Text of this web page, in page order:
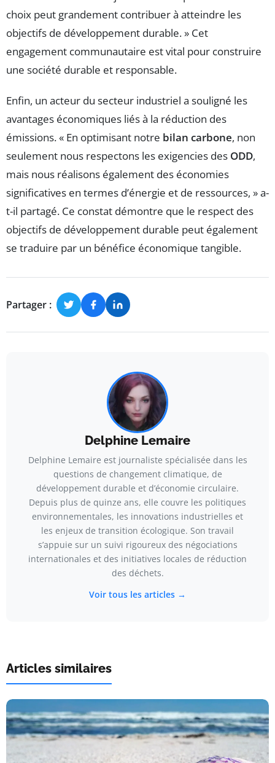
choix peut grandement contribuer à atteindre les
objectifs de développement durable. » Cet
engagement communautaire est vital pour construire
une société durable et responsable.
Enfin, un acteur du secteur industriel a souligné les
avantages économiques liés à la réduction des
émissions. « En optimisant notre bilan carbone, non
seulement nous respectons les exigencies des ODD,
mais nous réalisons également des économies
significatives en termes d’énergie et de ressources, » a-
t-il partagé. Ce constat démontre que le respect des
objectifs de développement durable peut également
se traduire par un bénéfice économique tangible.
Partager :
Delphine Lemaire
Delphine Lemaire est journaliste spécialisée dans les
questions de changement climatique, de
développement durable et d’économie circulaire.
Depuis plus de quinze ans, elle couvre les politiques
environnementales, les innovations industrielles et
les enjeux de transition écologique. Son travail
s’appuie sur un suivi rigoureux des négociations
internationales et des initiatives locales de réduction
des déchets.
Voir tous les articles →
Articles similaires